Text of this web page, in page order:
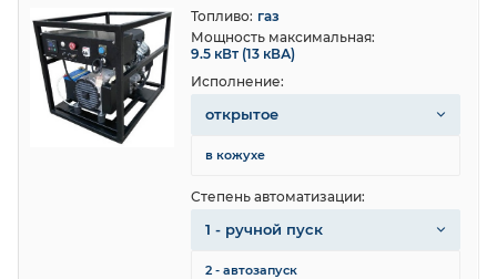
Топливо: газ
Мощность максимальная:
9.5 кВт (13 кВА)
Исполнение:
открытое
в кожухе
Степень автоматизации:
1 - ручной пуск
2 - автозапуск